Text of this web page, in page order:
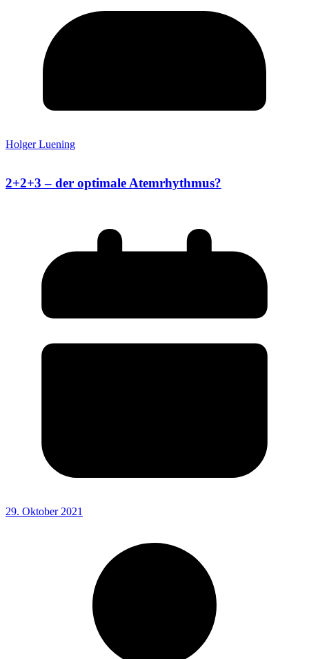
Holger Luening
2+2+3 – der optimale Atemrhythmus?
29. Oktober 2021